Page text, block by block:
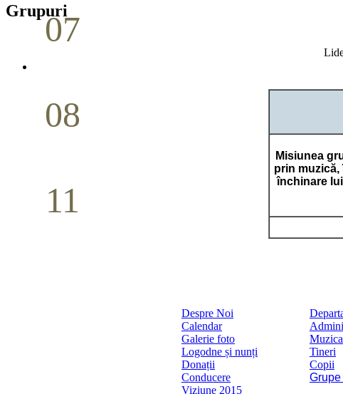
07
08
11
Grupuri
Misiunea
prin
închinare
Despre Noi
Calendar
Galerie foto
Logodne și nunți
Donații
Conducere
Viziune 2015
Muzica
Tineri
Copii
Grupe